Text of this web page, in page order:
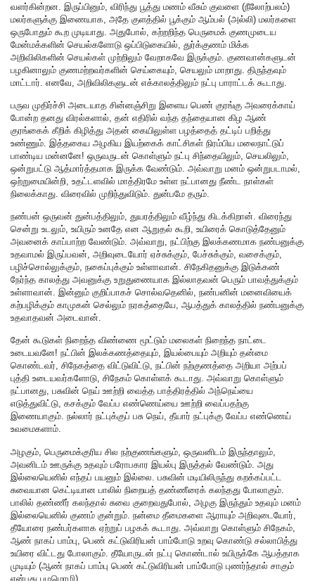
வளர்கின்றன. இருப்பினும், விரிந்து பூத்து மணம் வீசும் குவளை (நீலோற்பலம்)
மலர்களுக்கு இணையாக, அதே குளத்தில் பூக்கும் ஆம்பல் (அல்லி) மலர்களை
ஒருபோதும் கூற முடியாது. அதுபோல், கற்றறிந்த பெருமைக் குணமுடைய
மேன்மக்களின் செயல்களோடு ஒப்பிடுகையில், துர்க்குணம் மிக்க
அறிவிலிகளின் செயல்கள் முற்றிலும் வேறாகவே இருக்கும். குணவான்களுடன்
பழகினாலும் குணமற்றவர்களின் செய்கையும், செயலும் மாறாது. திருந்தவும்
மாட்டார். எனவே, அறிவிலிகளுடன் எக்காலத்திலும் நட்பு பாராட்டக் கூடாது.
பருவ முதிர்ச்சி அடையாத சின்னஞ்சிறு இளைய பெண் குரங்கு அவரைக்காய்
போன்ற தனது விரல்களால், தன் எதிரில் வந்த தந்தையான கிழ ஆண்
குரங்கைக் கீறிக் கிழித்து அதன் கையிலுள்ள பழத்தைத் தட்டிப் பறித்து
உண்ணும். இத்தகைய அழகிய இயற்கைக் காட்சிகள் நிரம்பிய மலைநாட்டுப்
பாண்டிய மன்னனே! ஒருவருடன் கொள்ளும் நட்பு சிந்தையிலும், செயலிலும்,
ஒன்றுபட்டு ஆத்மார்த்தமாக இருக்க வேண்டும். அவ்வாறு மனம் ஒன்றுபடாமல்,
ஒற்றுமையின்றி, உதட்டளவில் மாத்திரமே உள்ள நட்பானது நீண்ட நாள்கள்
நிலைக்காது. விரைவில் முறிந்துவிடும். துன்பமே தரும்.
நண்பன் ஒருவன் துன்பத்திலும், துயரத்திலும் வீழ்ந்து கிடக்கிறான். விரைந்து
சென்று உடலும், உயிரும் உனதே என ஆறுதல் கூறி, உயிரைக் கொடுத்தேனும்
அவனைக் காப்பாற்ற வேண்டும். அவ்வாறு, நட்பிற்கு இலக்கணமாக நண்பனுக்கு
உதவாமல் இருப்பவன், அறிவுடையோர் ஏச்சுக்கும், பேச்சுக்கும், வசைக்கும்,
பழிச்சொல்லுக்கும், நகைப்புக்கும் உள்ளாவான். சிநேகிதனுக்கு இடுக்கண்
நேர்ந்த காலத்து அவனுக்கு உறுதுணையாக இல்லாதவன் பெரும் பாவத்துக்கும்
உள்ளாவான். இன்னும் குறிப்பாகச் சொல்வதெனில், நண்பனின் மனைவியைக்
கற்பழிக்கும் காமுகன் செல்லும் நரகத்தையே, ஆபத்துக் காலத்தில் நண்பனுக்கு
உதவாதவன் அடைவான்.
தேன் கூடுகள் நிறைந்த விண்ணை மூட்டும் மலைகள் நிறைந்த நாட்டை
உடையவனே! நட்பின் இலக்கணத்தையும், இயல்பையும் அறியும் தன்மை
கொண்டவர், சிநேகத்தை விட்டுவிட்டு, நட்பின் நற்குணத்தை அறியா அற்பப்
புத்தி உடையவர்களோடு, சிநேகம் கொள்ளக் கூடாது. அவ்வாறு கொள்ளும்
நட்பானது, பசுவின் நெய் ஊற்றி வைத்த பாத்திரத்தில் அந்நெய்யை
எடுத்துவிட்டு, கசக்கும் வேப்ப எண்ணெய்யை ஊற்றி வைப்பதற்கு
இணையாகும். நல்லார் நட்புக்குப் பசு நெய், தீயார் நட்புக்கு வேப்ப எண்ணெய்
உவமைகளாம்.
அழகும், பெருமைக்குரிய சில நற்குணங்களும், ஒருவனிடம் இருந்தாலும்,
அவனிடம் ஊருக்கு உதவும் பரோபகார இயல்பு இருத்தல் வேண்டும். அது
இல்லையெனில் எந்தப் பயனும் இல்லை. பசுவின் மடியிலிருந்து கறக்கப்பட்ட
சுவையான கெட்டியான பாலில் நிறையத் தண்ணீரைக் கலந்தது போலாகும்.
பாலில் தண்ணீர் கலந்தால் சுவை குறைவதுபோல், அழகு இருந்தும் உதவும் மனம்
இல்லையெனில் குணம் குன்றும். நன்மை தீமைகளை ஆராயும் அறிவுடையோர்,
தீயோரை நண்பர்களாக ஏற்றுப் பழகக் கூடாது. அவ்வாறு கொள்ளும் சிநேகம்,
ஆண் நாகப் பாம்பு, பெண் கட்டுவிரியன் பாம்போடு உறவு கொண்டு சல்லாபித்து
உயிரை விட்டது போலாகும். தீயோருடன் நட்பு கொண்டால் உயிருக்கே ஆபத்தாக
முடியும் (ஆண் நாகப் பாம்பு பெண் கட்டுவிரியன் பாம்போடு புணர்ந்தால் சாகும்
என்பது பழமொழி).